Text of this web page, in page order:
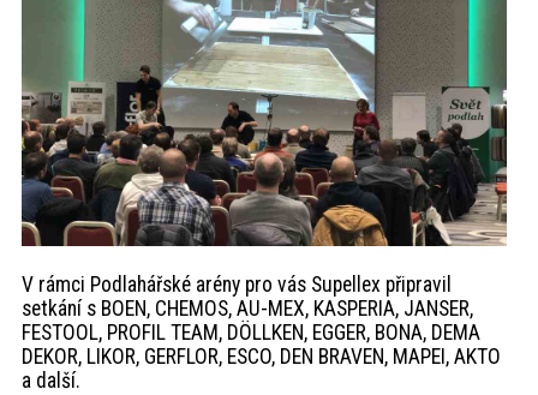
ProfiMag
Kontakt
V rámci Podlahářské arény pro vás Supellex připravil
setkání s BOEN, CHEMOS, AU-MEX, KASPERIA, JANSER,
FESTOOL, PROFIL TEAM, DÖLLKEN, EGGER, BONA, DEMA
DEKOR, LIKOR, GERFLOR, ESCO, DEN BRAVEN, MAPEI, AKTO
a další.